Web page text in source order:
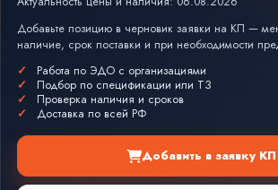
Добавьте позицию в черновик заявки на КП —
наличие, срок поставки и при необходимости
Работа по ЭДО с организациями
Подбор по спецификации или ТЗ
Проверка наличия и сроков
Доставка по всей РФ
Добавить в заявку КП